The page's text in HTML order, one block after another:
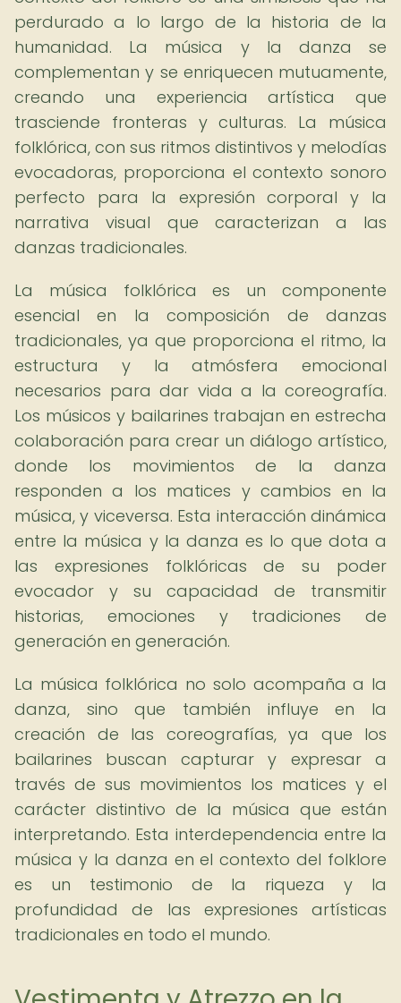
perdurado a lo largo de la historia de la
humanidad. La música y la danza se
complementan y se enriquecen mutuamente,
creando una experiencia artística que
trasciende fronteras y culturas. La música
folklórica, con sus ritmos distintivos y melodías
evocadoras, proporciona el contexto sonoro
perfecto para la expresión corporal y la
narrativa visual que caracterizan a las
danzas tradicionales.
La música folklórica es un componente
esencial en la composición de danzas
tradicionales, ya que proporciona el ritmo, la
estructura y la atmósfera emocional
necesarios para dar vida a la coreografía.
Los músicos y bailarines trabajan en estrecha
colaboración para crear un diálogo artístico,
donde los movimientos de la danza
responden a los matices y cambios en la
música, y viceversa. Esta interacción dinámica
entre la música y la danza es lo que dota a
las expresiones folklóricas de su poder
evocador y su capacidad de transmitir
historias, emociones y tradiciones de
generación en generación.
La música folklórica no solo acompaña a la
danza, sino que también influye en la
creación de las coreografías, ya que los
bailarines buscan capturar y expresar a
través de sus movimientos los matices y el
carácter distintivo de la música que están
interpretando. Esta interdependencia entre la
música y la danza en el contexto del folklore
es un testimonio de la riqueza y la
profundidad de las expresiones artísticas
tradicionales en todo el mundo.